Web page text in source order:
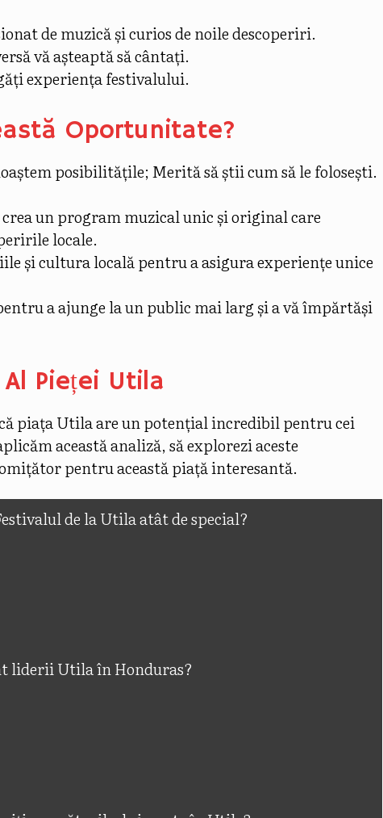
de muzică și curios de noile descoperiri.
vă așteaptă să cântați.
experiența festivalului.
Oportunitate?
posibilitățile; Merită să știi cum să le folosești.
un program muzical unic și original care
locale.
și cultura locală pentru a asigura experiențe unice
a ajunge la un public mai larg și a vă împărtăși
Pieței Utila
piața Utila are un potențial incredibil pentru cei
această analiză, să explorezi aceste
pentru această piață interesantă.
de la Utila atât de special?
liderii Utila în Honduras?